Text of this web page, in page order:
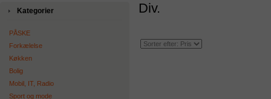
Kategorier
PÅSKE
Forkælelse
Køkken
Bolig
Mobil, IT, Radio
Sport og mode
Div.